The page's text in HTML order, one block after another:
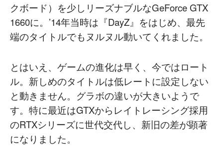
クボード）を少しリーズナブルなGeForce GTX
1660に。’14年当時は『DayZ』をはじめ、最先
端のタイトルでもヌルヌル動いてくれました。
とはいえ、ゲームの進化は早く、今ではロート
ル。新しめのタイトルは低レートに設定しない
と動きません。グラボの違いが大きいようで
す。特に最近はGTXからレイトレーシング採用
のRTXシリーズに世代交代し、新旧の差が顕著
になりました。